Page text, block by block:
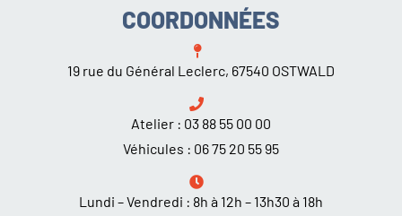
COORDONNÉES
19 rue du Général Leclerc, 67540 OSTWALD
Atelier : 03 88 55 00 00
Véhicules : 06 75 20 55 95
Lundi – Vendredi : 8h à 12h – 13h30 à 18h